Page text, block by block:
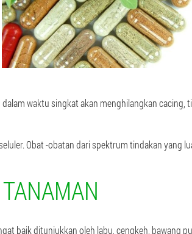
waktu singkat akan menghilangkan cacing,
Obat -obatan dari spektrum tindakan yang
baik ditunjukkan oleh labu, cengkeh, bawang